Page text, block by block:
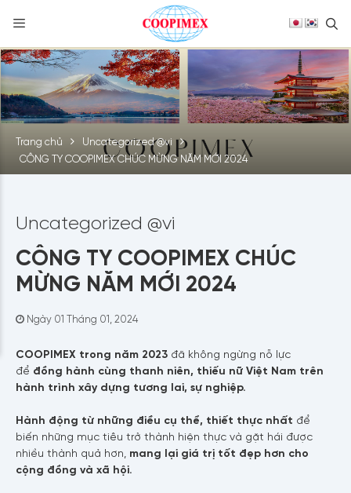
Skip
to
content
Trang chủ
Uncategorized @vi
CÔNG TY COOPIMEX CHÚC MỪNG NĂM MỚI 2024
Uncategorized @vi
CÔNG TY COOPIMEX CHÚC
MỪNG NĂM MỚI 2024
Ngày 01 Tháng 01, 2024
COOPIMEX trong năm 2023 đã không ngừng nỗ lực
để đồng hành cùng thanh niên, thiếu nữ Việt Nam trên
hành trình xây dựng tương lai, sự nghiệp.
Hành động từ những điều cụ thể, thiết thực nhất để
biến những mục tiêu trở thành hiện thực và gặt hái được
nhiều thành quả hơn, mang lại giá trị tốt đẹp hơn cho
cộng đồng và xã hội.